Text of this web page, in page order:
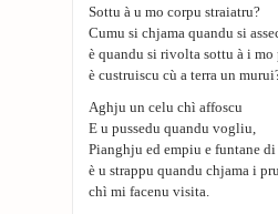
Sottu à u mo corpu straiatru?
Cumu si chjama quandu si
è quandu si rivolta sottu à i mo
è custruiscu cù a terra un
Aghju un celu chì affoscu
E u pussedu quandu vogliu,
Pianghju ed empiu e funtane
è u strappu quandu chjama i
chì mi facenu visita.